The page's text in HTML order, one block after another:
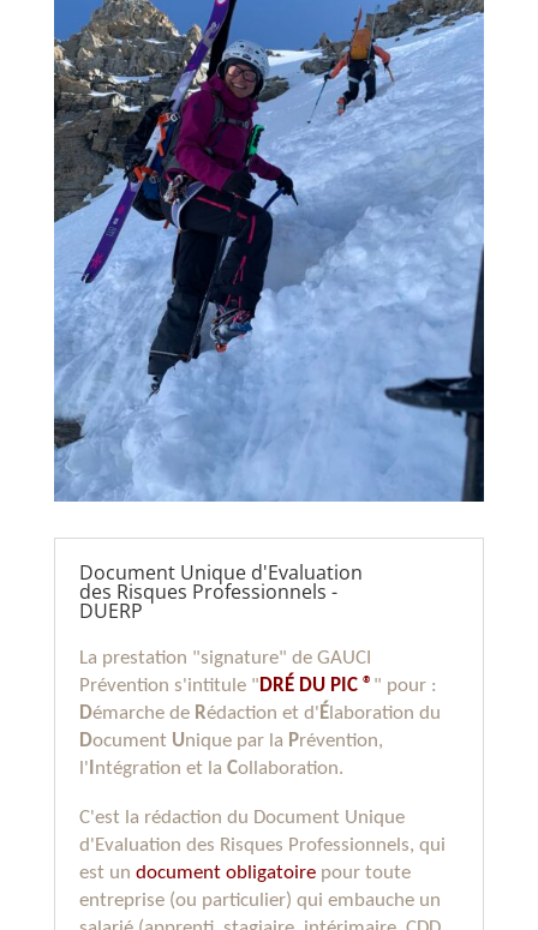
Document Unique d'Evaluation
des Risques Professionnels -
DUERP
La prestation "signature" de GAUCI
Prévention s'intitule " DRÉ DU PIC ® " pour :
Démarche de Rédaction et d' Élaboration du
Document Unique par la Prévention,
l' ntégration et la Collaboration.
C'est la rédaction du Document Unique
d'Evaluation des Risques Professionnels, qui
est un document obligatoirepour toute
entreprise (ou particulier) qui embauche un